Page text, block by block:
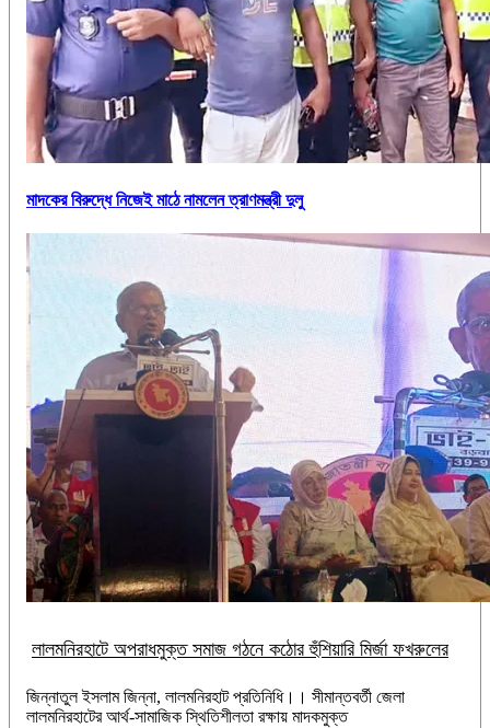
মাদকের বিরুদ্ধে নিজেই মাঠে নামলেন ত্রাণমন্ত্রী দুলু
লালমনিরহাটে অপরাধমুক্ত সমাজ গঠনে কঠোর হুঁশিয়ারি মির্জা ফখরুলের
জিন্নাতুল ইসলাম জিন্না, লালমনিরহাট প্রতিনিধি।। ‎সীমান্তবর্তী জেলা
লালমনিরহাটের আর্থ-সামাজিক স্থিতিশীলতা রক্ষায় মাদকমুক্ত